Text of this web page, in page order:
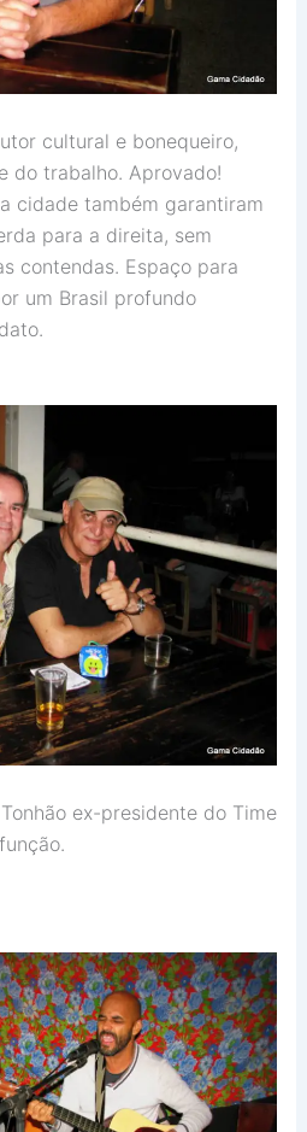
cultural e bonequeiro,
do trabalho. Aprovado!
cidade também garantiram
para a direita, sem
contendas. Espaço para
um Brasil profundo
ex-presidente do Time